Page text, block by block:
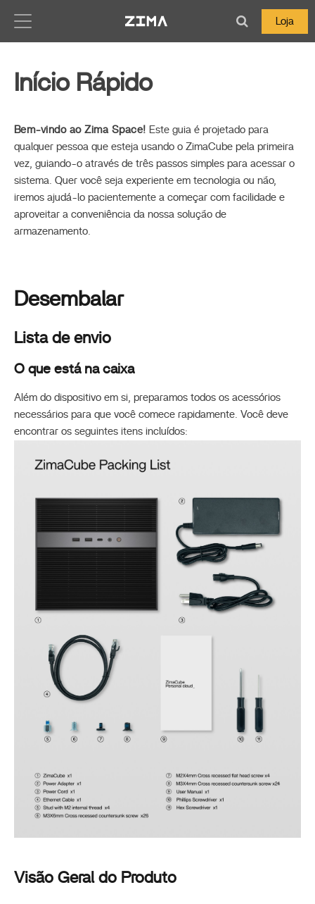
Loja
Início Rápido
Bem-vindo ao Zima Space! Este guia é projetado para
qualquer pessoa que esteja usando o ZimaCube pela primeira
vez, guiando-o através de três passos simples para acessar o
sistema. Quer você seja experiente em tecnologia ou não,
iremos ajudá-lo pacientemente a começar com facilidade e
aproveitar a conveniência da nossa solução de
armazenamento.
Desembalar
Lista de envio
O que está na caixa
Além do dispositivo em si, preparamos todos os acessórios
necessários para que você comece rapidamente. Você deve
encontrar os seguintes itens incluídos:
Visão Geral do Produto